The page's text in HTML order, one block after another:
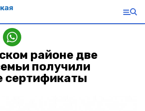
районе две
получили